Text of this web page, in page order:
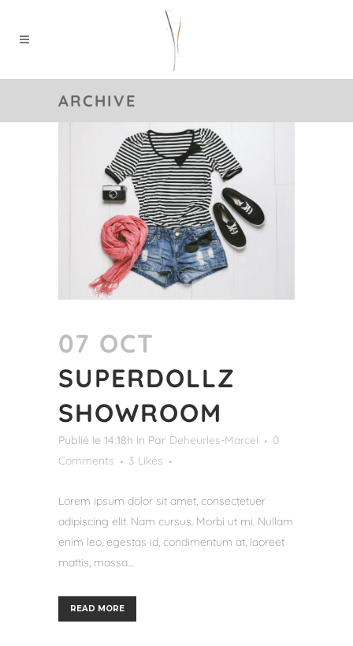
ARCHIVE
07 OCT
SUPERDOLLZ
SHOWROOM
Publié le 14:18h in Par Deheurles-Marcel
0
Comments
3 Likes
Lorem ipsum dolor sit amet, consectetuer
adipiscing elit. Nam cursus. Morbi ut mi. Nullam
enim leo, egestas id, condimentum at, laoreet
mattis, massa....
READ MORE